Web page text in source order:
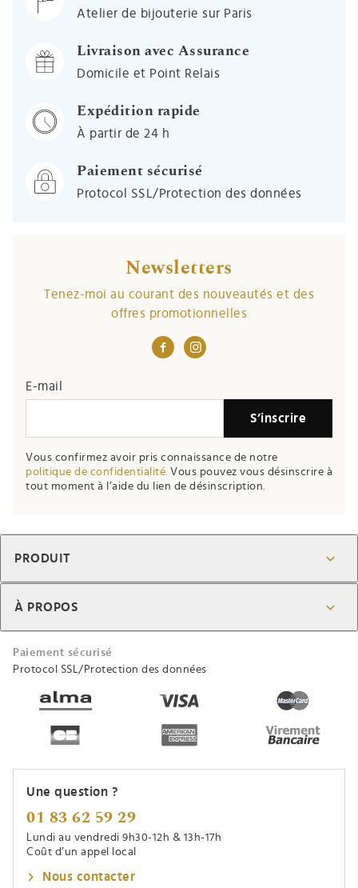
Atelier de bijouterie sur Paris
Livraison avec Assurance
Domicile et Point Relais
Expédition rapide
À partir de 24 h
Paiement sécurisé
Protocol SSL/Protection des données
Newsletters
Tenez-moi au courant des nouveautés et des
offres promotionnelles
E-mail
S’inscrire
Vous confirmez avoir pris connaissance de notre
politique de confidentialité. Vous pouvez vous désinscrire à
tout moment à l’aide du lien de désinscription.
PRODUIT
À PROPOS
Paiement sécurisé
Protocol SSL/Protection des données
Une question ?
01 83 62 59 29
Lundi au vendredi 9h30-12h & 13h-17h
Coût d’un appel local
Nous contacter